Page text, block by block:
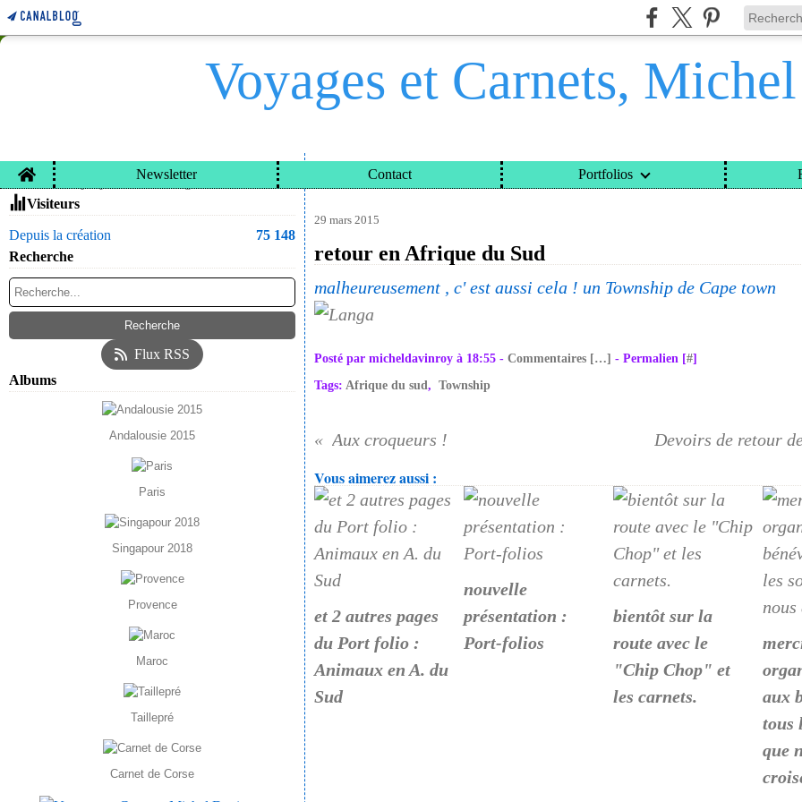
Voyages et Carnets,
Home Newsletter Contact Portfolios
Contacter le propriétaire du blog
Visiteurs
Depuis la création
75 148
Recherche
Flux RSS
Albums
Andalousie 2015
Paris
Singapour 2018
Provence
Maroc
Taillepré
Carnet de Corse
VOYAGES ET CARNETS, MICHEL DAVINROY CATEGORIES > RETOUR EN AFRIQUE DU SUD
29 mars 2015
retour en Afrique du Sud
malheureusement , c' est aussi cela ! un Township de Cape town
Posté par micheldavinroy à 18:55 - Commentaires […] - Permalien [#]
Tags: Afrique du sud, Township
Aux croqueurs ! Devoirs de retour
Vous aimerez aussi :
et 2 autres pages
du Port folio :
Animaux en A. du
Sud
nouvelle
présentation :
Port-folios
bientôt sur la
route avec le
"Chip Chop" et
les carnets.
aux
tous
que